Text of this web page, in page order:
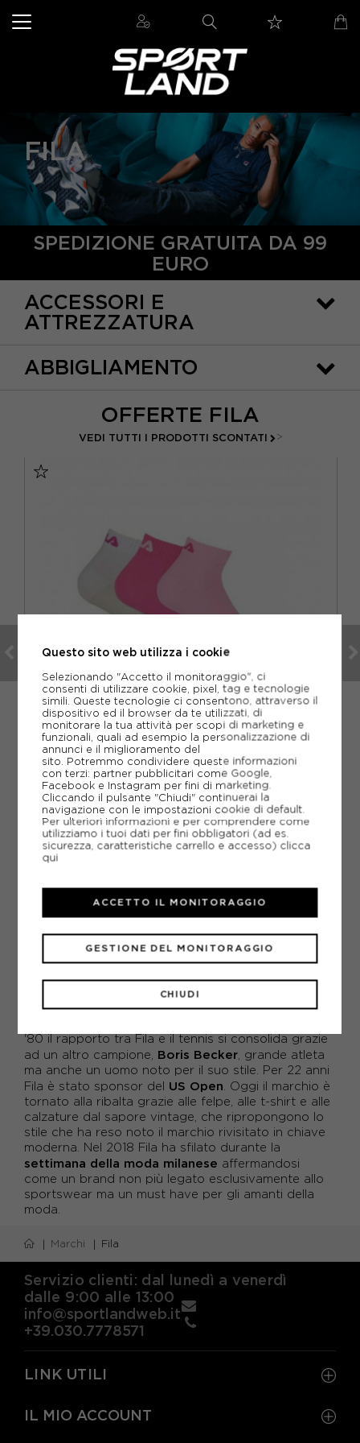
FILA
SPEDIZIONE GRATUITA DA 99
EURO
ACCESSORI E
ATTREZZATURA
ABBIGLIAMENTO
OFFERTE FILA
VEDI TUTTI I PRODOTTI SCONTATI >
FILA
FILA CALZA QUARTER UNISEX ROSA
35/38 39 / 42
ACQUISTA
-30% 6,95€
come brand di calzature e abbigliamento sportivo
che negli anni è diventato famoso a livello
tennis, per il quale l'azienda
biellese disegnava i completi bianchi a costine
'80 il rapporto tra Fila e il tennis si consolida grazie
ad un altro campione, Boris Becker , grande atleta
ma anche un uomo noto per il suo stile. Per 22 anni
Fila è stato sponsor del US Open . Oggi il marchio è
tornato alla ribalta grazie alle felpe, alle t-shirt e alle
calzature dal sapore vintage, che ripropongono lo
stile che ha reso noto il marchio rivisitato in chiave
moderna. Nel 2018 Fila ha sfilato durante la
settimana della moda milanese affermandosi
come un brand non più legato esclusivamente allo
sportswear ma un must have per gli amanti della
moda.
Marchi Fila
Servizio clienti: dal lunedì a venerdì
dalle 9:00 alle 13:00
info@sportlandweb.it
+39.030.7778571
LINK UTILI
IL MIO ACCOUNT
Questo sito web utilizza i cookie
Selezionando "Accetto il monitoraggio", ci
consenti di utilizzare cookie, pixel, tag e tecnologie
simili. Queste tecnologie ci consentono, attraverso il
dispositivo ed il browser da te utilizzati, di
monitorare la tua attività per scopi di marketing e
funzionali, quali ad esempio la personalizzazione di
annunci e il miglioramento del
sito. Potremmo condividere queste informazioni
con terzi: partner pubblicitari come Google,
Facebook e Instagram per fini di marketing.
Cliccando il pulsante "Chiudi" continuerai la
navigazione con le impostazioni cookie di default.
Per ulteriori informazioni e per comprendere come
utilizziamo i tuoi dati per fini obbligatori (ad es.
sicurezza, caratteristiche carrello e accesso) clicca
qui
CHIUDI
GESTIONE DEL MONITORAGGIO
ACCETTO IL MONITORAGGIO